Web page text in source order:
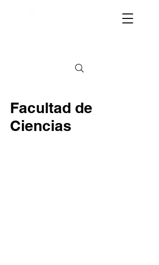
Facultad de
Ciencias